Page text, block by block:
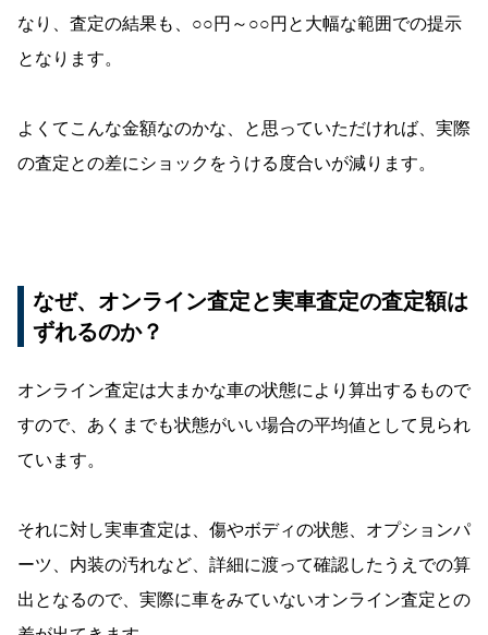
なり、査定の結果も、○○円～○○円と大幅な範囲での提示
となります。
よくてこんな金額なのかな、と思っていただければ、実際
の査定との差にショックをうける度合いが減ります。
なぜ、オンライン査定と実車査定の査定額は
ずれるのか？
オンライン査定は大まかな車の状態により算出するもので
すので、あくまでも状態がいい場合の平均値として見られ
ています。
それに対し実車査定は、傷やボディの状態、オプションパ
ーツ、内装の汚れなど、詳細に渡って確認したうえでの算
出となるので、実際に車をみていないオンライン査定との